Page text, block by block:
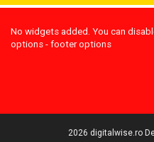
No widgets added. You can
options - footer options
2026 digitalwise.ro